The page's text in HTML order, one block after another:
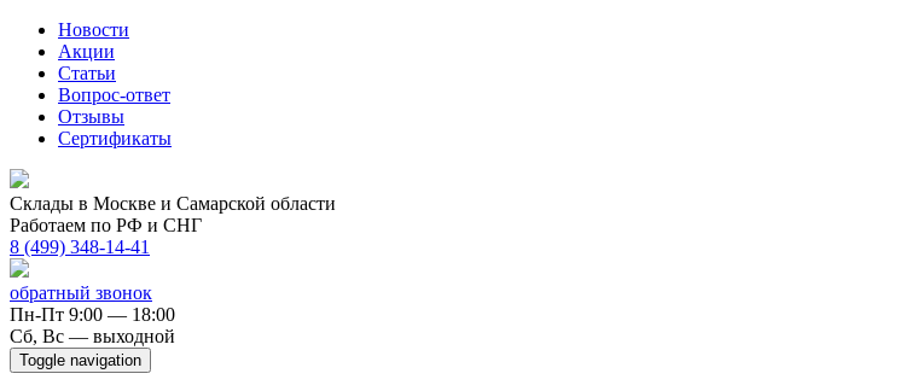
Новости
Акции
Статьи
Вопрос-ответ
Отзывы
Сертификаты
Склады в Москве и Самарской области
Работаем по РФ и СНГ
8 (499) 348-14-41
обратный звонок
Пн-Пт 9:00 — 18:00
Сб, Вс — выходной
Toggle navigation